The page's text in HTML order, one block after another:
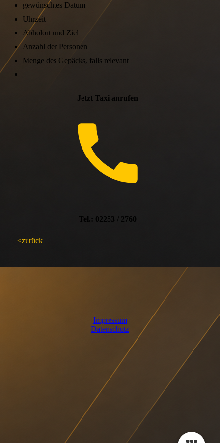
gewünschtes Datum
Uhrzeit
Abholort und Ziel
Anzahl der Personen
Menge des Gepäcks, falls relevant
Jetzt Taxi anrufen
Tel.: 02253 / 2760
<zurück
Impressum
Datenschutz